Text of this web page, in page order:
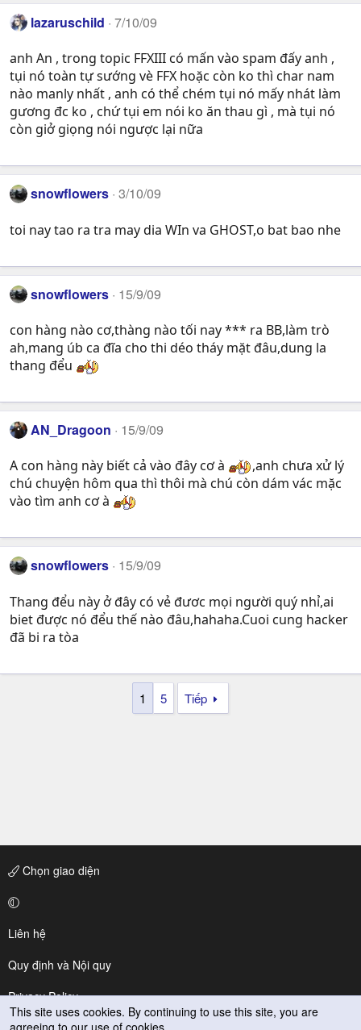
lazaruschild 7/10/09
anh An , trong topic FFXIII có mấn vào spam đấy anh ,
tụi nó toàn tự sướng vè FFX hoặc còn ko thì char nam
nào manly nhất , anh có thể chém tụi nó mấy nhát làm
gương đc ko , chứ tụi em nói ko ăn thau gì , mà tụi nó
còn giở giọng nói ngược lại nữa
snowflowers 3/10/09
toi nay tao ra tra may dia WIn va GHOST,o bat bao nhe
snowflowers 15/9/09
con hàng nào cơ,thàng nào tối nay *** ra BB,làm trò
ah,mang úb ca đĩa cho thi déo tháy mặt đâu,dung la
thang đểu
AN_Dragoon 15/9/09
A con hàng này biết cả vào đây cơ à
,anh chưa xử lý
chú chuyện hôm qua thì thôi mà chú còn dám vác mặc
vào tìm anh cơ à
snowflowers 15/9/09
Thang đểu này ở đây có vẻ đươc mọi người quý nhỉ,ai
biet được nó đểu thế nào đâu,hahaha.Cuoi cung hacker
đã bi ra tòa
1 5 Tiếp
Chọn giao diện
Liên hệ
Quy định và Nội quy
Privacy Policy
This site uses cookies. By continuing to use this site, you are
agreeing to our use of cookies.